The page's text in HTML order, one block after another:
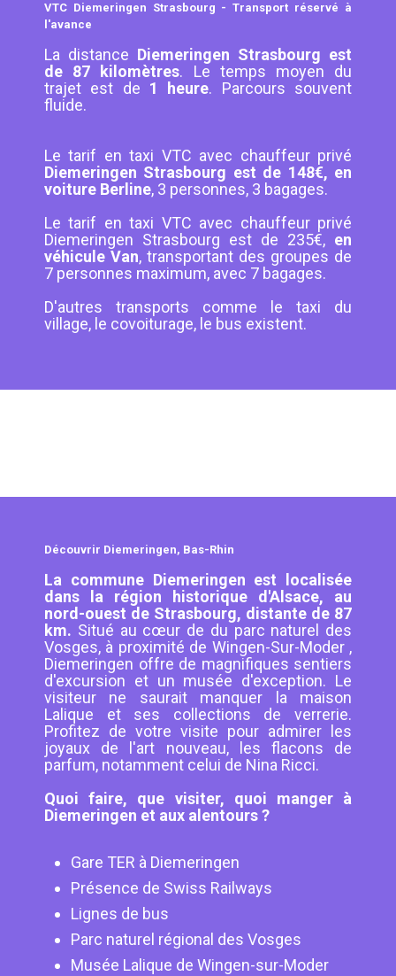
VTC Diemeringen Strasbourg - Transport réservé à
l'avance
La distance Diemeringen Strasbourg est
de 87 kilomètres. Le temps moyen du
trajet est de 1 heure. Parcours souvent
fluide.
Le tarif en taxi VTC avec chauffeur privé
Diemeringen Strasbourg est de 148€, en
voiture Berline, 3 personnes, 3 bagages.
Le tarif en taxi VTC avec chauffeur privé
Diemeringen Strasbourg est de 235€, en
véhicule Van, transportant des groupes de
7 personnes maximum, avec 7 bagages.
D'autres transports comme le taxi du
village, le covoiturage, le bus existent.
Découvrir Diemeringen, Bas-Rhin
La commune Diemeringen est localisée
dans la région historique d'Alsace, au
nord-ouest de Strasbourg, distante de 87
km. Situé au cœur de du parc naturel des
Vosges, à proximité de Wingen-Sur-Moder ,
Diemeringen offre de magnifiques sentiers
d'excursion et un musée d'exception. Le
visiteur ne saurait manquer la maison
Lalique et ses collections de verrerie.
Profitez de votre visite pour admirer les
joyaux de l'art nouveau, les flacons de
parfum, notamment celui de Nina Ricci.
Quoi faire, que visiter, quoi manger à
Diemeringen et aux alentours ?
Gare TER à Diemeringen
Présence de Swiss Railways
Lignes de bus
Parc naturel régional des Vosges
Musée Lalique de Wingen-sur-Moder